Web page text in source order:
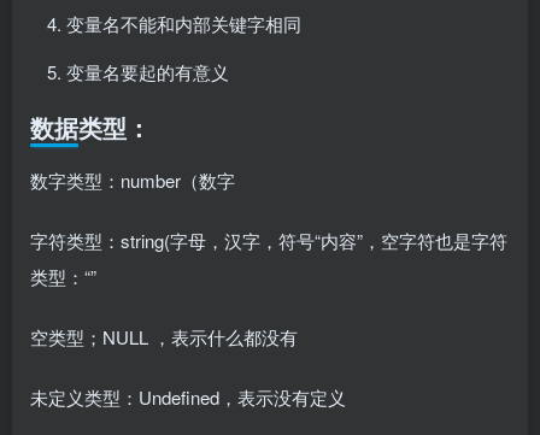
变量名不能和内部关键字相同
变量名要起的有意义
数据类型：
数字类型：number（数字
字符类型：string(字母，汉字，符号“内容”，空字符也是字符
类型：“”
空类型；NULL ，表示什么都没有
未定义类型：Undefined，表示没有定义